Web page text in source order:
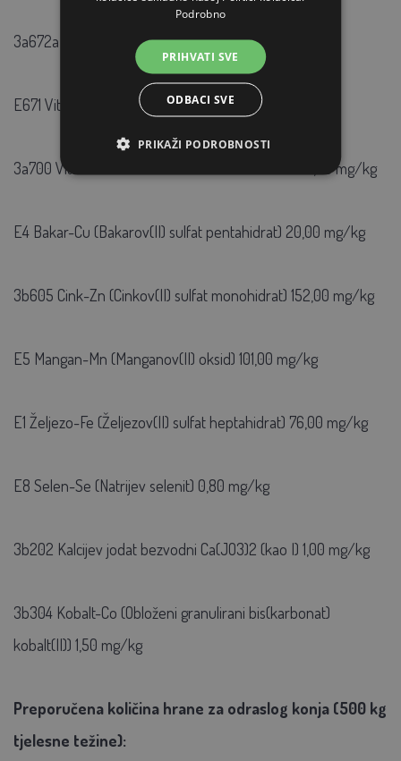
3a672a Vitamin A 15152,00 IU/kg
E671 Vitamin D3 1515,00 IU/kg
3a700 Vitamin E (all-rac-alfa-tokoferol acetat) 101,00 mg/kg
E4 Bakar-Cu (Bakarov(II) sulfat pentahidrat) 20,00 mg/kg
3b605 Cink-Zn (Cinkov(II) sulfat monohidrat) 152,00 mg/kg
E5 Mangan-Mn (Manganov(II) oksid) 101,00 mg/kg
E1 Željezo-Fe (Željezov(II) sulfat heptahidrat) 76,00 mg/kg
E8 Selen-Se (Natrijev selenit) 0,80 mg/kg
3b202 Kalcijev jodat bezvodni Ca(JO3)2 (kao I) 1,00 mg/kg
3b304 Kobalt-Co (Obloženi granulirani bis(karbonat)
kobalt(II)) 1,50 mg/kg
Preporučena količina hrane za odraslog konja (500 kg
tjelesne težine):
Podrobno
PRIHVATI SVE
ODBACI SVE
PRIKAŽI PODROBNOSTI